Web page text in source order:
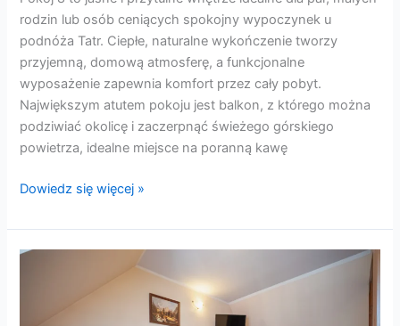
rodzin lub osób ceniących spokojny wypoczynek u
podnóża Tatr. Ciepłe, naturalne wykończenie tworzy
przyjemną, domową atmosferę, a funkcjonalne
wyposażenie zapewnia komfort przez cały pobyt.
Największym atutem pokoju jest balkon, z którego można
podziwiać okolicę i zaczerpnąć świeżego górskiego
powietrza, idealne miejsce na poranną kawę
Dowiedz się więcej »
Pokoj